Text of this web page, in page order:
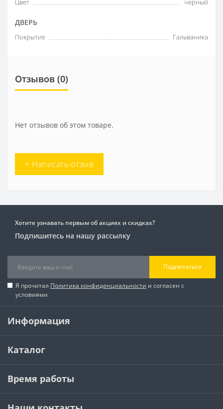
ДВЕРЬ
Покрытие Гальваника
Отзывов (0)
Нет отзывов об этом товаре.
+ Написать отзыв
Хотите узнавать первым об акциях и скидках?
Подпишитесь на нашу рассылку
Подписаться
Я прочитал Политика конфиденциальности и согласен с
условиями
Информация
Каталог
Время работы